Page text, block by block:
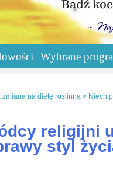
Wybrane
na dietę roślinną > Niech
religijni
styl